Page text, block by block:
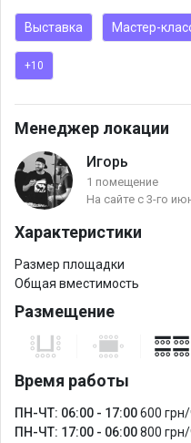
Выставка Мастер-
+10
Менеджер локации
Игорь
1 помещение
На сайте с 3-го
Характеристики
Размер площадки
Общая вместимость
Размещение
Время работы
ПН-ЧТ: 06:00 - 17:00600
ПН-ЧТ: 17:00 - 06:00800